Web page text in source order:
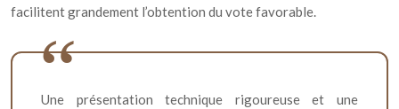
facilitent grandement l’obtention du vote favorable.
Une présentation technique rigoureuse et une